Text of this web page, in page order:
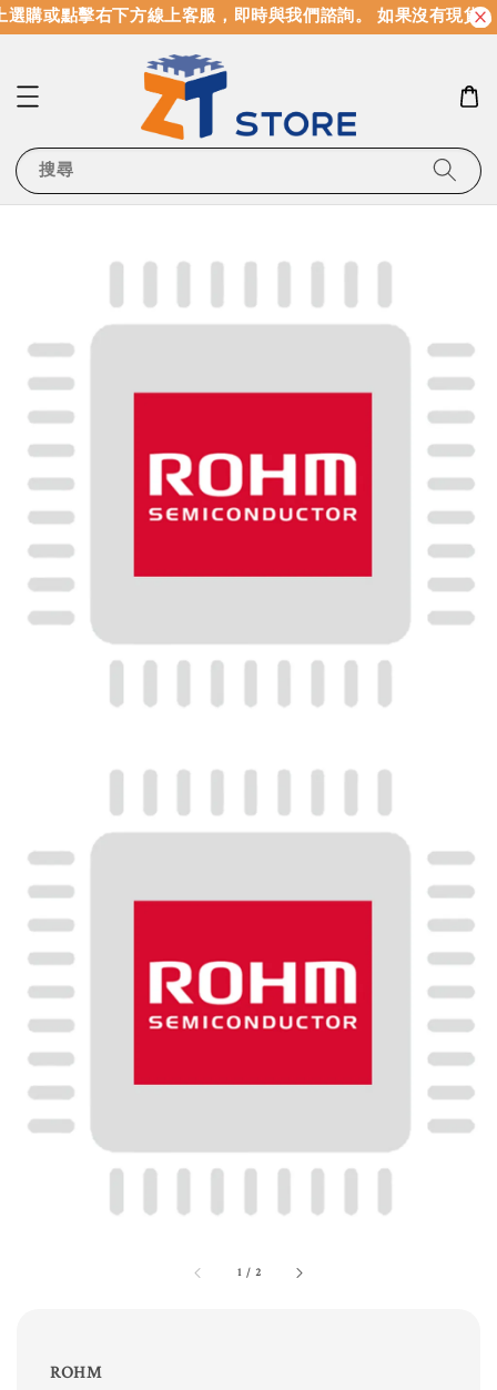
購或點擊右下方線上客服，即時與我們諮詢。 如果沒有現貨
搜尋
1 / 2
ROHM